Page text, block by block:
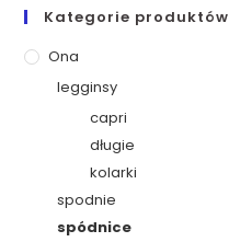
Kategorie produktów
Ona
legginsy
capri
długie
kolarki
spodnie
spódnice